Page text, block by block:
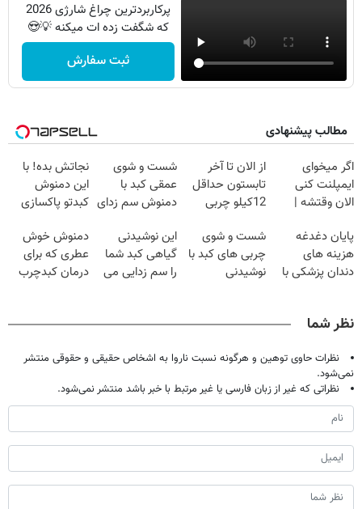
پرکاربردترین چراغ شارژی 2026
که شگفت زده ات میکنه 💡😍
ثبت سفارش
مطالب پیشنهادی
اگر میخوای
ایمپلنت کنی
الان وقتشه |
میلیون تومان!!!
از الان تا آخر
تابستون حداقل
12کیلو چربی
شست و شوی
عمقی کبد با
دمنوش سم زدای
نجاتش بده! با
این دمنوش
کبدتو پاکسازی
مرجوعی
پایان دغدغه
هزینه های
دندان پزشکی با
شست و شوی
چربی های کبد با
نوشیدنی
این نوشیدنی
گیاهی کبد شما
را سم زدایی می
دمنوش خوش
عطری که برای
درمان کبدچرب
نظر شما
نظرات حاوی توهین و هرگونه نسبت ناروا به اشخاص حقیقی و حقوقی منتشر
نمی‌شود.
نظراتی که غیر از زبان فارسی یا غیر مرتبط با خبر باشد منتشر نمی‌شود.